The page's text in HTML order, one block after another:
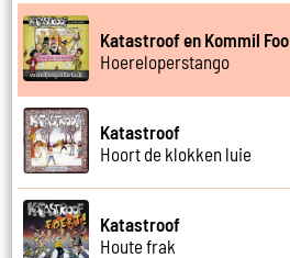
Katastroof en Kommil Foo
Hoereloperstango
Katastroof
Hoort de klokken luie
Katastroof
Houte frak